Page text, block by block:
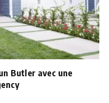
Butler avec une